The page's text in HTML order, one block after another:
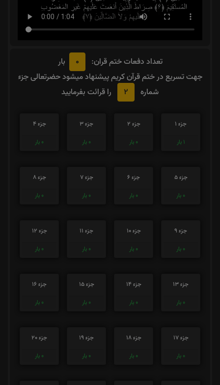
تعداد دفعات ختم قران: 0
بار
جهت تسریع در ختم قرآن کریم پیشنهاد میشود حضرتعالی جزء
شماره
2 را قرائت بفرمایید
جزء 1
1 بار
جزء 2
0 بار
جزء 3
0 بار
جزء 4
0 بار
جزء 5
0 بار
جزء 6
0 بار
جزء 7
0 بار
جزء 8
0 بار
جزء 9
0 بار
جزء 10
0 بار
جزء 11
0 بار
جزء 12
0 بار
جزء 13
0 بار
جزء 14
0 بار
جزء 15
0 بار
جزء 16
0 بار
جزء 17
0 بار
جزء 18
0 بار
جزء 19
0 بار
جزء 20
0 بار